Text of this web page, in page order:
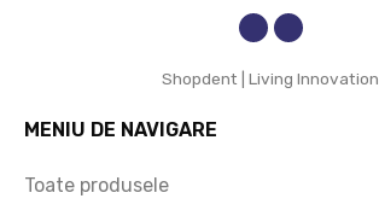
Recom
încred
Shopdent | Living Innovation
MENIU DE NAVIGARE
Toate produsele